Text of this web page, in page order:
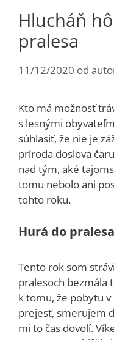
Hlucháň
pralesa
11/12/2020 od
Kto má možnosť
s lesnými
súhlasiť, že nie je
príroda doslova
nad tým, aké
tomu nebolo ani
tohto roku.
Hurá do pralesa
Tento rok som
pralesoch bezmála
k tomu, že pobytu
prejesť, smerujem
mi to čas dovolí.